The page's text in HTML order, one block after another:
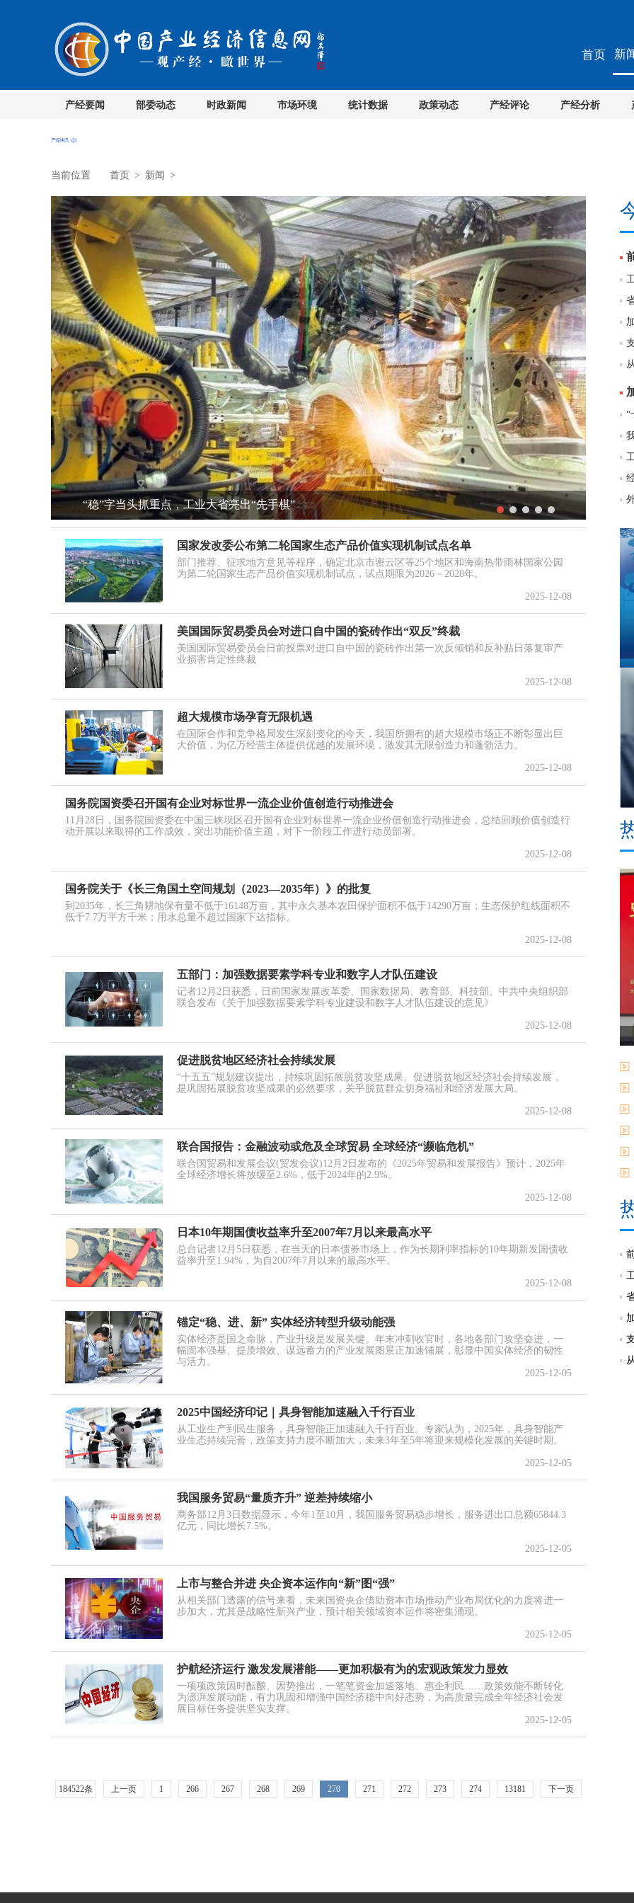
首页 新
产经要闻 部委动态 时政新闻 市场环境 统计数据 政策动态 产经评论 产经分析
当前位置 首页 > 新闻 >
“稳”字当头抓重点，工业大省亮出“先手棋” “
“
国家发改委公布第二轮国家生态产品价值实现机制试点名单
部门推荐、征求地方意见等程序，确定北京市密云区等25个地区和海南热带雨林国家公园
为第二轮国家生态产品价值实现机制试点，试点期限为2026－2028年。
2025-12-08
美国国际贸易委员会对进口自中国的瓷砖作出“双反”终裁
美国国际贸易委员会日前投票对进口自中国的瓷砖作出第一次反倾销和反补贴日落复审产
业损害肯定性终裁
2025-12-08
超大规模市场孕育无限机遇
在国际合作和竞争格局发生深刻变化的今天，我国所拥有的超大规模市场正不断彰显出巨
大价值，为亿万经营主体提供优越的发展环境，激发其无限创造力和蓬勃活力。
2025-12-08
国务院国资委召开国有企业对标世界一流企业价值创造行动推进会
11月28日，国务院国资委在中国三峡坝区召开国有企业对标世界一流企业价值创造行动推进会，总结回顾价值创造行
动开展以来取得的工作成效，突出功能价值主题，对下一阶段工作进行动员部署。
2025-12-08
国务院关于《长三角国土空间规划（2023—2035年）》的批复
到2035年，长三角耕地保有量不低于16148万亩，其中永久基本农田保护面积不低于14290万亩；生态保护红线面积不
低于7.7万平方千米；用水总量不超过国家下达指标。
2025-12-08
五部门：加强数据要素学科专业和数字人才队伍建设
记者12月2日获悉，日前国家发展改革委、国家数据局、教育部、科技部、中共中央组织部
联合发布《关于加强数据要素学科专业建设和数字人才队伍建设的意见》
2025-12-08
促进脱贫地区经济社会持续发展
“十五五”规划建议提出，持续巩固拓展脱贫攻坚成果。促进脱贫地区经济社会持续发展，
是巩固拓展脱贫攻坚成果的必然要求，关乎脱贫群众切身福祉和经济发展大局。
2025-12-08
联合国报告：金融波动或危及全球贸易 全球经济“濒临危机”
联合国贸易和发展会议(贸发会议)12月2日发布的《2025年贸易和发展报告》预计，2025年
全球经济增长将放缓至2.6%，低于2024年的2.9%。
2025-12-08
日本10年期国债收益率升至2007年7月以来最高水平
总台记者12月5日获悉，在当天的日本债券市场上，作为长期利率指标的10年期新发国债收
益率升至1.94%，为自2007年7月以来的最高水平。
2025-12-08
锚定“稳、进、新” 实体经济转型升级动能强
实体经济是国之命脉，产业升级是发展关键。年末冲刺收官时，各地各部门攻坚奋进，一
幅固本强基、提质增效、谋远蓄力的产业发展图景正加速铺展，彰显中国实体经济的韧性
与活力。
2025-12-05
2025中国经济印记｜具身智能加速融入千行百业
从工业生产到民生服务，具身智能正加速融入千行百业。专家认为，2025年，具身智能产
业生态持续完善，政策支持力度不断加大，未来3年至5年将迎来规模化发展的关键时期。
2025-12-05
我国服务贸易“量质齐升” 逆差持续缩小
商务部12月3日数据显示，今年1至10月，我国服务贸易稳步增长，服务进出口总额65844.3
亿元，同比增长7.5%。
2025-12-05
上市与整合并进 央企资本运作向“新”图“强”
从相关部门透露的信号来看，未来国资央企借助资本市场推动产业布局优化的力度将进一
步加大，尤其是战略性新兴产业，预计相关领域资本运作将密集涌现。
2025-12-05
护航经济运行 激发发展潜能——更加积极有为的宏观政策发力显效
一项项政策因时酝酿、因势推出，一笔笔资金加速落地、惠企利民……政策效能不断转化
为澎湃发展动能，有力巩固和增强中国经济稳中向好态势，为高质量完成全年经济社会发
展目标任务提供坚实支撑。
2025-12-05
184522条 上一页 1 266 267 268 269 270 271 272 273 274 13181 下一页